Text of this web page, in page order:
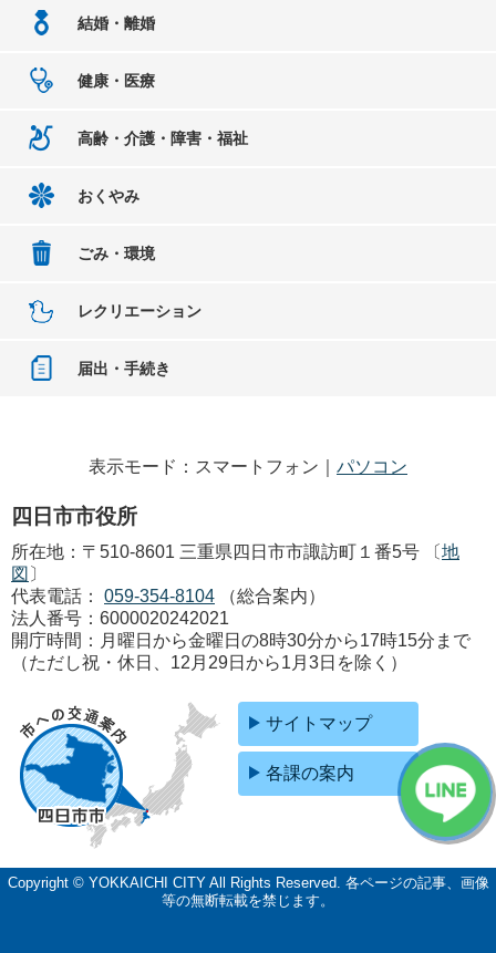
結婚・離婚
健康・医療
高齢・介護・障害・福祉
おくやみ
ごみ・環境
レクリエーション
届出・手続き
表示モード：スマートフォン｜ パソコン
四日市市役所
所在地：〒510-8601 三重県四日市市諏訪町１番5号 〔地
図 〕
代表電話：
059-354-8104
（総合案内）
法人番号：6000020242021
開庁時間：月曜日から金曜日の8時30分から17時15分まで
（ただし祝・休日、12月29日から1月3日を除く）
サイトマップ
各課の案内
Copyright © YOKKAICHI CITY All Rights Reserved. 各ページの記事、画像
等の無断転載を禁じます。